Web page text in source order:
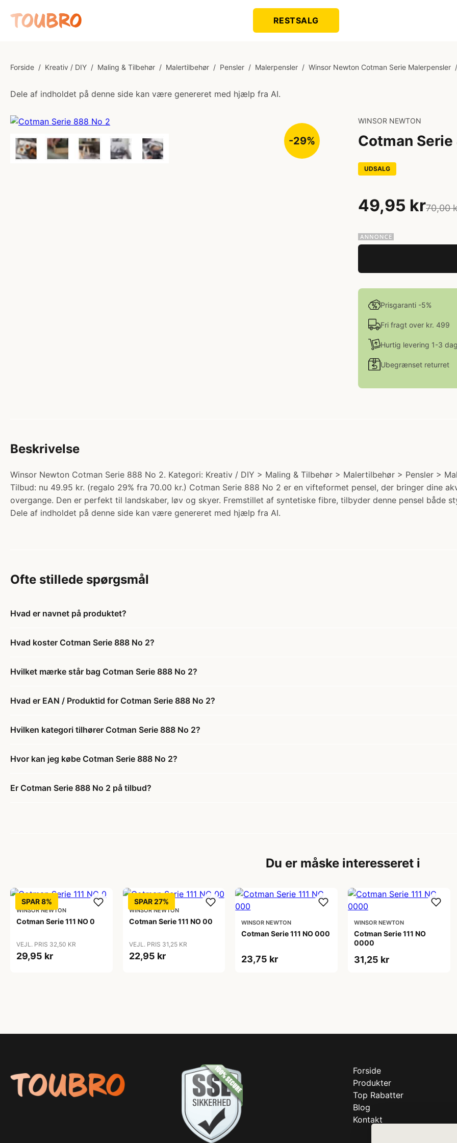
RESTSALG
Forside / Kreativ / DIY / Maling & Tilbehør / Malertilbehør / Pensler / Malerpensler / Winsor Newton Cotman Serie Malerpensler /
Dele af indholdet på denne side kan være genereret med hjælp fra AI.
-29%
WINSOR NEWTON
Cotman
UDSALG
49,95 kr70,00
Prisgaranti -5%
Fri fragt over kr. 499
Hurtig levering 1-3
Ubegrænset returret
Beskrivelse
Winsor Newton Cotman Serie 888 No 2. Kategori: Kreativ / DIY > Maling & Tilbehør > Malertilbehør > Pensler >
Tilbud: nu 49.95 kr. (regalo 29% fra 70.00 kr.) Cotman Serie 888 No 2 er en vifteformet pensel, der bringer dine
overgange. Den er perfekt til landskaber, løv og skyer. Fremstillet af syntetiske fibre, tilbyder denne pensel både
Dele af indholdet på denne side kan være genereret med hjælp fra AI.
Ofte stillede spørgsmål
Hvad er navnet på produktet?
Hvad koster Cotman Serie 888 No 2?
Hvilket mærke står bag Cotman Serie 888 No 2?
Hvad er EAN / Produktid for Cotman Serie 888 No 2?
Hvilken kategori tilhører Cotman Serie 888 No 2?
Hvor kan jeg købe Cotman Serie 888 No 2?
Er Cotman Serie 888 No 2 på tilbud?
Du er måske interesseret i
SPAR 8%
WINSOR NEWTON
Cotman Serie 111 NO 0
VEJL. PRIS 32,50 KR
29,95 kr
SPAR 27%
WINSOR NEWTON
Cotman Serie 111 NO 00
VEJL. PRIS 31,25 KR
22,95 kr
WINSOR NEWTON
Cotman Serie 111 NO 000
23,75 kr
WINSOR NEWTON
Cotman Serie 111 NO
0000
31,25 kr
Forside
Produkter
Top Rabatter
Blog
Kontakt